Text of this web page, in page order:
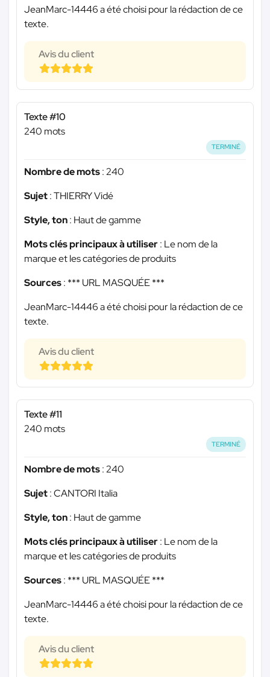
JeanMarc-14446 a été choisi pour la rédaction de ce
texte.
Avis du client
Texte #10
240 mots
TERMINÉ
Nombre de mots: 240
Sujet: THIERRY Vidé
Style, ton: Haut de gamme
Mots clés principaux à utiliser: Le nom de la
marque et les catégories de produits
Sources: *** URL MASQUÉE ***
JeanMarc-14446 a été choisi pour la rédaction de ce
texte.
Avis du client
Texte #11
240 mots
TERMINÉ
Nombre de mots: 240
Sujet: CANTORI Italia
Style, ton: Haut de gamme
Mots clés principaux à utiliser: Le nom de la
marque et les catégories de produits
Sources: *** URL MASQUÉE ***
JeanMarc-14446 a été choisi pour la rédaction de ce
texte.
Avis du client